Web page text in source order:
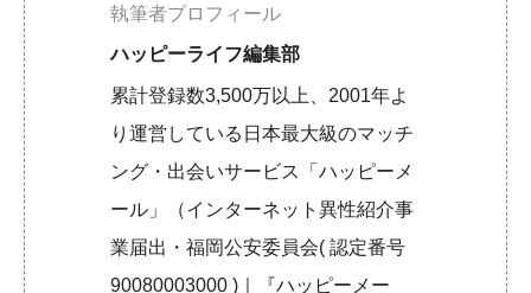
執筆者プロフィール
ハッピーライフ編集部
累計登録数3,500万以上、2001年よ
り運営している日本最大級のマッチ
ング・出会いサービス「ハッピーメ
ール」（インターネット異性紹介事
業届出・福岡公安委員会( 認定番号
90080003000 )｜『ハッピーメー